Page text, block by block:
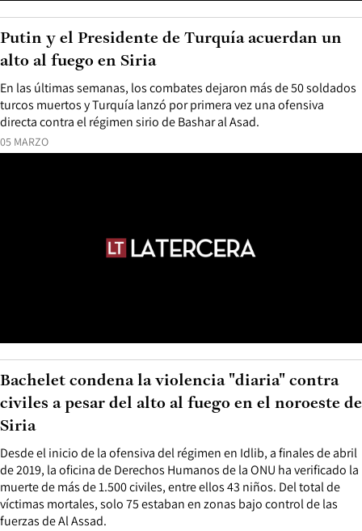
05 MARZO
En las últimas semanas, los combates dejaron más de 50 soldados
turcos muertos y Turquía lanzó por primera vez una ofensiva
directa contra el régimen sirio de Bashar al Asad.
Putin y el Presidente de Turquía acuerdan un
alto al fuego en Siria
Desde el inicio de la ofensiva del régimen en Idlib, a finales de abril
de 2019, la oficina de Derechos Humanos de la ONU ha verificado la
muerte de más de 1.500 civiles, entre ellos 43 niños. Del total de
víctimas mortales, solo 75 estaban en zonas bajo control de las
fuerzas de Al Assad.
Bachelet condena la violencia "diaria" contra
civiles a pesar del alto al fuego en el noroeste de
Siria